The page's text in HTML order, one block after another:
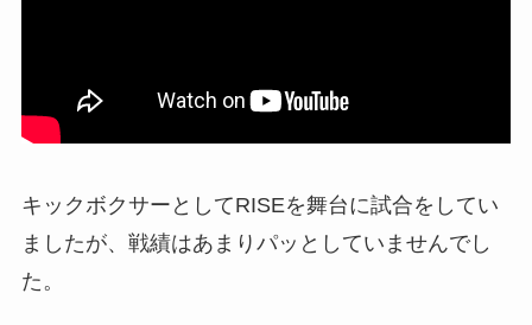
キックボクサーとしてRISEを舞台に試合をしてい
ましたが、戦績はあまりパッとしていませんでし
た。